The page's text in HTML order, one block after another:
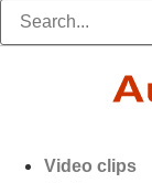
Video clips